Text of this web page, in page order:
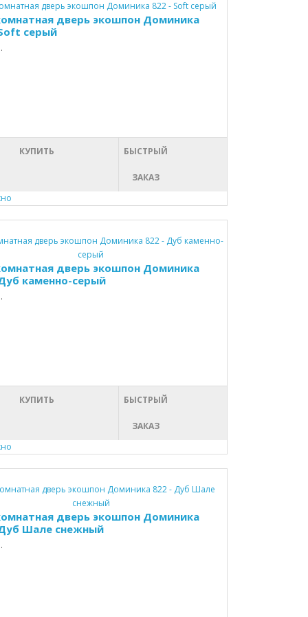
дверь экошпон Доминика
серый
КУПИТЬ БЫСТРЫЙ
ЗАКАЗ
дверь экошпон Доминика
каменно-серый
КУПИТЬ БЫСТРЫЙ
ЗАКАЗ
дверь экошпон Доминика
Шале снежный